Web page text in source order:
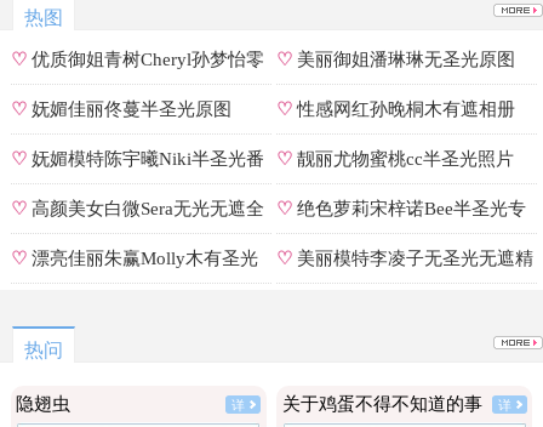
热图
♡优质御姐青树Cheryl孙梦怡零
遮罩私拍
♡ 美丽御姐潘琳琳无圣光原图
♡妩媚佳丽佟蔓半圣光原图 ♡性感网红孙晚桐木有遮相册
♡妩媚模特陈宇曦Niki半圣光番
号
♡ 靓丽尤物蜜桃cc半圣光照片
♡高颜美女白微Sera无光无遮全
集
♡ 绝色萝莉宋梓诺Bee半圣光专
辑
♡漂亮佳丽朱赢Molly木有圣光 ♡ 美丽模特李凌子无圣光无遮精
热问
隐翅虫 详 关于鸡蛋不得不知道的事 详